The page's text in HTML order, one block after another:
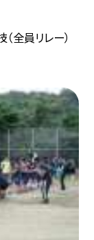
全員リレー）